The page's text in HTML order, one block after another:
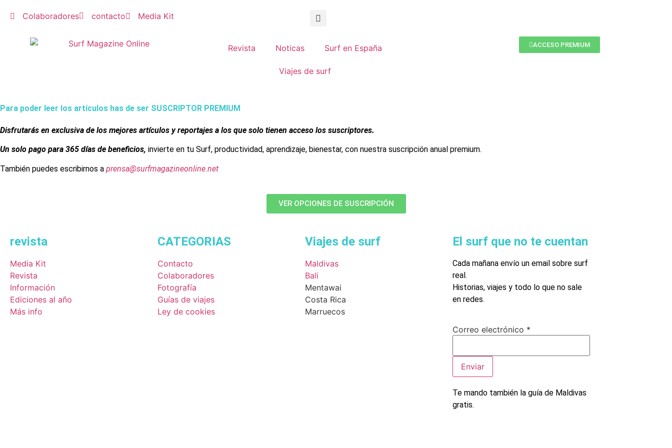
Colaboradores contacto Media Kit
Revista Noticas Surf en España
Viajes de surf
ACCESO PREMIUM
Para poder leer los artículos has de ser SUSCRIPTOR PREMIUM
Disfrutarás en exclusiva de los mejores artículos y reportajes a los que solo tienen acceso los suscriptores.
Un solo pago para 365 días de beneficios, invierte en tu Surf, productividad, aprendizaje, bienestar, con nuestra suscripción anual premium.
También puedes escribirnos a prensa@surfmagazineonline.net
VER OPCIONES DE SUSCRIPCIÓN
revista
Media Kit
Revista
Información
Ediciones al año
Más info
CATEGORIAS
Contacto
Colaboradores
Fotografía
Guías de viajes
Ley de cookies
Viajes de surf
Maldivas
Bali
Mentawai
Costa Rica
Marruecos
El surf que no te cuentan
Cada mañana envío un email sobre surf
real.
Historias, viajes y todo lo que no sale
en redes.
Correo
electrónico
Correo electrónico *
Enviar
Te mando también la guía de Maldivas
gratis.